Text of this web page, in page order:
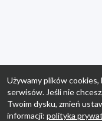
Używamy plików cookies,
serwisów. Jeśli nie
Twoim dysku, zmień
informacji: polityka